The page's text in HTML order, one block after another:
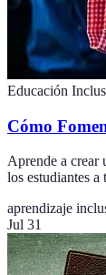
Educación
Cómo
Aprende a crear
los estudiantes a
aprendizaje
Jul 31